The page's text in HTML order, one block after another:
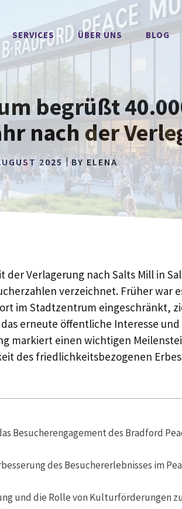
SERVICES ÜBER UNS BLOG
begrüßt
nach der
2025 BYELENA
der Verlagerung nach Salts Mill in
verzeichnet. Früher war
im Stadtzentrum eingeschränkt,
erneute öffentliche Interesse
markiert einen wichtigen
des friedlichkeitsbezogenen
Besucherengagement des Bradford
des Besuchererlebnisses im
und die Rolle von Kulturförderungen